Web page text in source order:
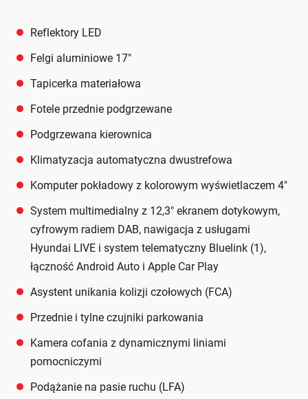
Reflektory LED
Felgi aluminiowe 17"
Tapicerka materiałowa
Fotele przednie podgrzewane
Podgrzewana kierownica
Klimatyzacja automatyczna dwustrefowa
Komputer pokładowy z kolorowym wyświetlaczem 4"
System multimedialny z 12,3" ekranem dotykowym,
cyfrowym radiem DAB, nawigacja z usługami
Hyundai LIVE i system telematyczny Bluelink (1),
łączność Android Auto i Apple Car Play
Asystent unikania kolizji czołowych (FCA)
Przednie i tylne czujniki parkowania
Kamera cofania z dynamicznymi liniami
pomocniczymi
Podążanie na pasie ruchu (LFA)